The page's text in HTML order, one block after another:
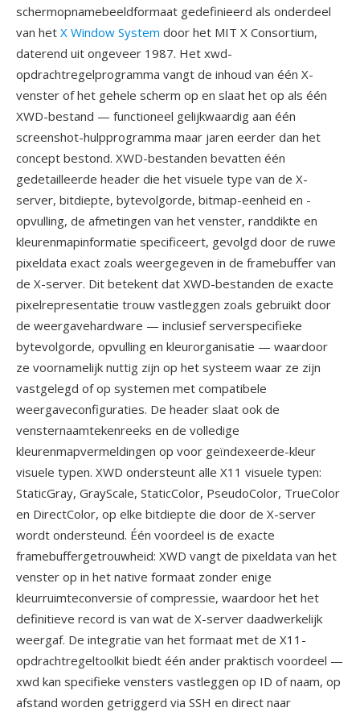
schermopnamebeeldformaat gedefinieerd als onderdeel
van het X Window System door het MIT X Consortium,
daterend uit ongeveer 1987. Het xwd-
opdrachtregelprogramma vangt de inhoud van één X-
venster of het gehele scherm op en slaat het op als één
XWD-bestand — functioneel gelijkwaardig aan één
screenshot-hulpprogramma maar jaren eerder dan het
concept bestond. XWD-bestanden bevatten één
gedetailleerde header die het visuele type van de X-
server, bitdiepte, bytevolgorde, bitmap-eenheid en -
opvulling, de afmetingen van het venster, randdikte en
kleurenmapinformatie specificeert, gevolgd door de ruwe
pixeldata exact zoals weergegeven in de framebuffer van
de X-server. Dit betekent dat XWD-bestanden de exacte
pixelrepresentatie trouw vastleggen zoals gebruikt door
de weergavehardware — inclusief serverspecifieke
bytevolgorde, opvulling en kleurorganisatie — waardoor
ze voornamelijk nuttig zijn op het systeem waar ze zijn
vastgelegd of op systemen met compatibele
weergaveconfiguraties. De header slaat ook de
vensternaamtekenreeks en de volledige
kleurenmapvermeldingen op voor geïndexeerde-kleur
visuele typen. XWD ondersteunt alle X11 visuele typen:
StaticGray, GrayScale, StaticColor, PseudoColor, TrueColor
en DirectColor, op elke bitdiepte die door de X-server
wordt ondersteund. Één voordeel is de exacte
framebuffergetrouwheid: XWD vangt de pixeldata van het
venster op in het native formaat zonder enige
kleurruimteconversie of compressie, waardoor het het
definitieve record is van wat de X-server daadwerkelijk
weergaf. De integratie van het formaat met de X11-
opdrachtregeltoolkit biedt één ander praktisch voordeel —
xwd kan specifieke vensters vastleggen op ID of naam, op
afstand worden getriggerd via SSH en direct naar